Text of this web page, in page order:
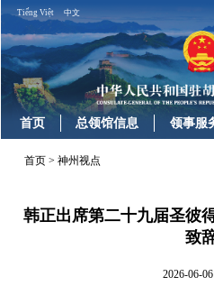
Tiếng Việt 中文
首页 总领馆信息 领事服
首页 >神州视点
韩正出席第二十九届圣彼
致
2026-06-